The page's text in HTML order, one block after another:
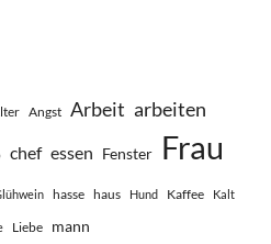
Angst Arbeit arbeiten
chef essen Fenster Frau
hasse haus Hund Kaffee Kalt
Liebe mann